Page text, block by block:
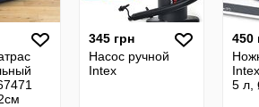
345 грн
Насос ручной
Intex
450
5 л,